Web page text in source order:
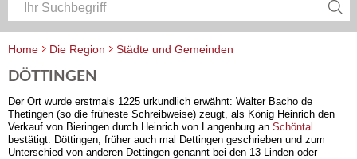
Home Die Region Städte und Gemeinden
DÖTTINGEN
Der Ort wurde erstmals 1225 urkundlich erwähnt: Walter Bacho de
Thetingen (so die früheste Schreibweise) zeugt, als König Heinrich den
Verkauf von Bieringen durch Heinrich von Langenburg an Schöntal
bestätigt. Döttingen, früher auch mal Dettingen geschrieben und zum
Unterschied von anderen Dettingen genannt bei den 13 Linden oder